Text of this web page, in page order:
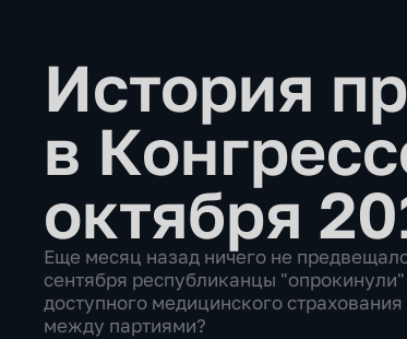
История
в
октября
Еще месяц назад ничего не
сентября республиканцы
доступного медицинского
между партиями?